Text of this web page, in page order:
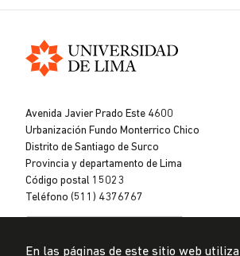
de
Lima
Avenida Javier Prado Este 4600
Urbanización Fundo Monterrico Chico
Distrito de Santiago de Surco
Provincia y departamento de Lima
Código postal 15023
Teléfono (511) 4376767
En las páginas de este sitio web